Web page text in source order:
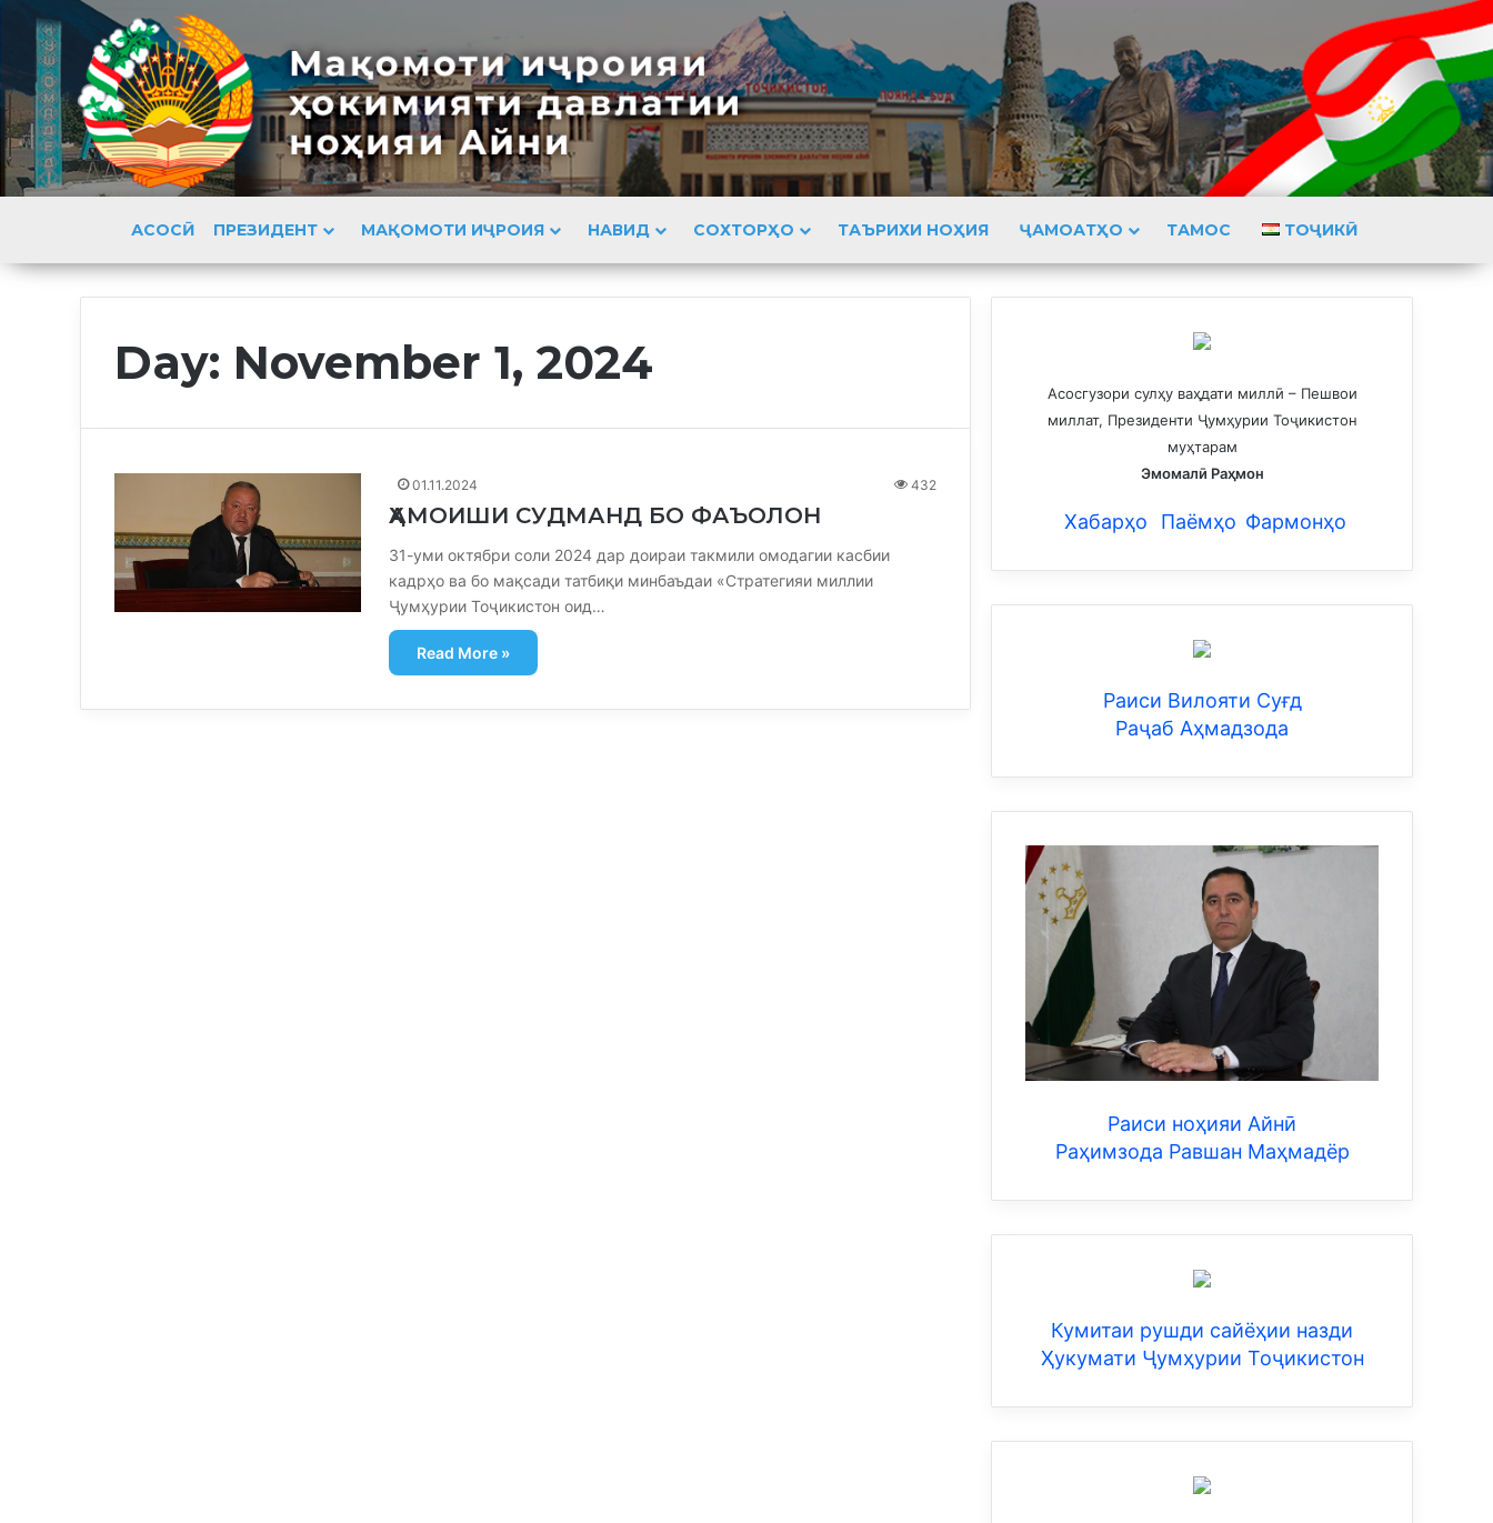
АСОСӢ ПРЕЗИДЕНТ МАҚОМОТИ ИҶРОИЯ НАВИД СОХТОРҲО ТАЪРИХИ НОҲИЯ ҶАМОАТҲО ТАМОС ТОҶИКӢ
Day: November 1, 2024
01.11.2024 432
ҲАМОИШИ СУДМАНД БО ФАЪОЛОН
31-уми октябри соли 2024 дар доираи такмили омодагии касбии
кадрҳо ва бо мақсади татбиқи минбаъдаи «Стратегияи миллии
Ҷумҳурии Тоҷикистон оид…
Read More »
Асосгузори сулҳу ваҳдати миллӣ – Пешвои
миллат, Президенти Ҷумҳурии Тоҷикистон
муҳтарам
Эмомалӣ Раҳмон
Хабарҳо Паёмҳо Фармонҳо
Раиси Вилояти Суғд
Раҷаб Аҳмадзода
Раиси ноҳияи Айнӣ
Раҳимзода Равшан Маҳмадёр
Кумитаи рушди сайёҳии назди
Ҳукумати Ҷумҳурии Тоҷикистон